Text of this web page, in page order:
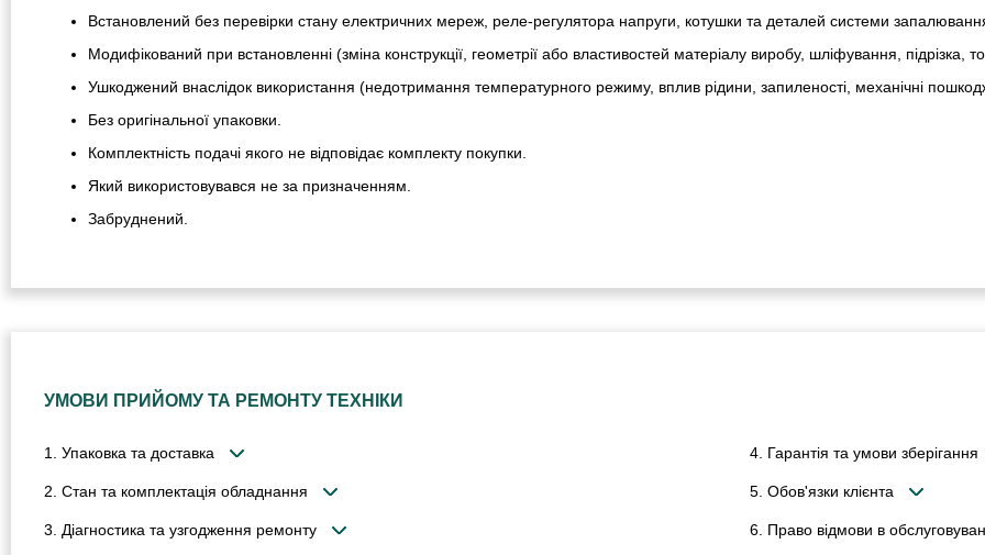
Встановлений без перевірки стану електричних мереж, реле-регулято­ра напруги, котушки та деталей системи
Модифікований при встановленні (зміна конструкції, геометрії або властивостей матеріалу виробу, шліфування, підрізка,
Ушкоджений внаслідок використання (недотримання температурного режиму, вплив рідини, запиленості, механічні
Без оригінальної упаковки.
Комплектність подачі якого не відповідає комплекту покупки.
Який використовувався не за призначенням.
Забруднений.
УМОВИ ПРИЙОМУ ТА РЕМОНТУ ТЕХНІКИ
1. Упаковка та доставка
2. Стан та комплектація обладнання
3. Діагностика та узгодження ремонту
4. Гарантія та умови зберігання
5. Обов'язки клієнта
6. Право відмови в